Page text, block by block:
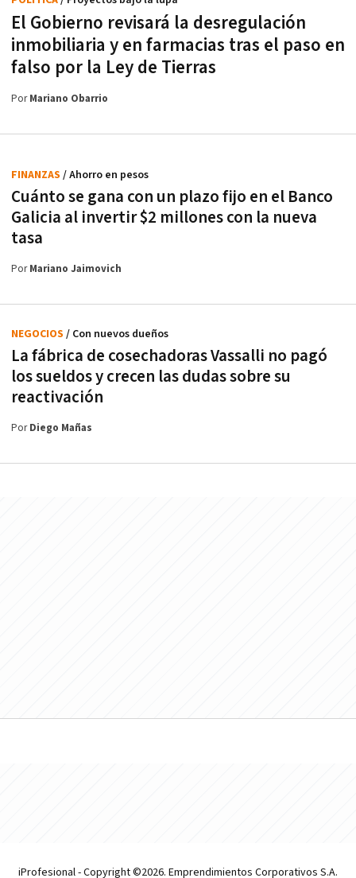
El Gobierno revisará la desregulación
inmobiliaria y en farmacias tras el paso en
falso por la Ley de Tierras
PorMariano Obarrio
Cuánto se gana con un plazo fijo en el Banco
Galicia al invertir $2 millones con la nueva
tasa
FINANZAS / Ahorro en pesos
PorMariano Jaimovich
La fábrica de cosechadoras Vassalli no pagó
los sueldos y crecen las dudas sobre su
reactivación
NEGOCIOS / Con nuevos dueños
PorDiego Mañas
iProfesional - Copyright ©2026. Emprendimientos Corporativos S.A.